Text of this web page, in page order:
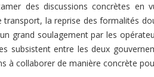
des discussions concrètes
la reprise des formalités
grand soulagement par les
subsistent entre les deux
à collaborer de manière concrète